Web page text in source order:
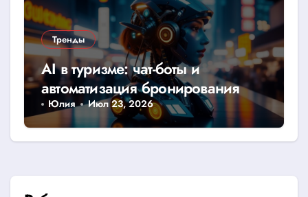
Тренды
AI в туризме: чат-боты и
автоматизация бронирования
Юлия Июл 23, 2026